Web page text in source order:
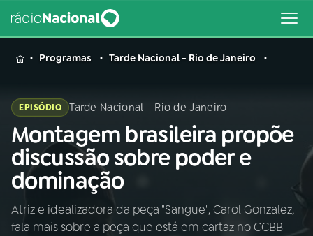
MENU
Buscar
na
Rádio
Nacional
Buscar
AO VIVO
Programas Tarde Nacional - Rio de Janeiro
EPISÓDIO Tarde Nacional - Rio de Janeiro
Montagem brasileira propõe
discussão sobre poder e
dominação
Atriz e idealizadora da peça "Sangue", Carol Gonzalez,
fala mais sobre a peça que está em cartaz no CCBB